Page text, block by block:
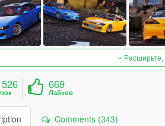
669
Лайков
Comments (343)